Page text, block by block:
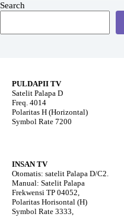
Search
PULDAPII TV
Satelit Palapa D
Freq. 4014
Polaritas H (Horizontal)
Symbol Rate 7200
INSAN TV
Otomatis: satelit Palapa D/C2.
Manual: Satelit Palapa
Frekwensi TP 04052,
Polaritas Horisontal (H)
Symbol Rate 3333,